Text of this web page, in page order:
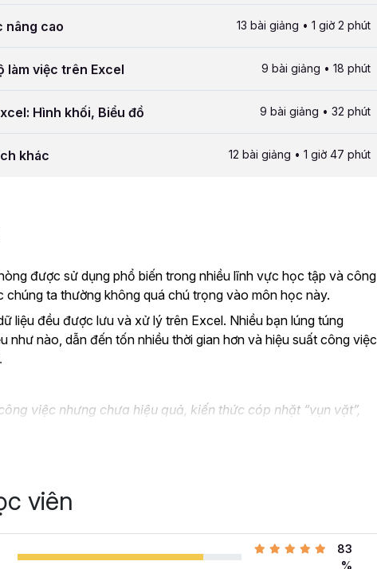
nâng cao 13 bài giảng • 1 giờ 2 phút
làm việc trên Excel 9 bài giảng • 18 phút
Hình khối, Biểu đồ 9 bài giảng • 32 phút
khác 12 bài giảng • 1 giờ 47 phút
được sử dụng phổ biến trong nhiều lĩnh vực học tập và công
chúng ta thường không quá chú trọng vào môn học này.
liệu đều được lưu và xử lý trên Excel. Nhiều bạn lúng túng
như nào, dẫn đến tốn nhiều thời gian hơn và hiệu suất công việc
việc nhưng chưa hiệu quả, kiến thức cóp nhặt “vụn vặt”,
quyết tất cả những khó khăn mà bạn gặp phải khi đi làm với khóa
cập nhật hàng tuần cho dân văn phòng
tự tin giải quyết công việc theo cách thông minh, nhanh chóng,
viên
83
%